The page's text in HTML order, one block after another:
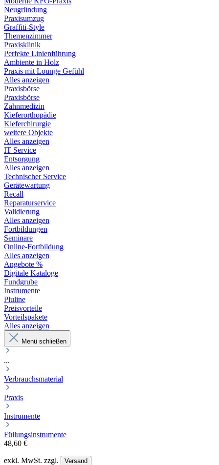
Neugründung
Praxisumzug
Graffiti-Style
Themenzimmer
Praxisklinik
Perfekte Linienführung
Ambiente in Holz
Praxis mit Lounge Gefühl
Alles anzeigen
Praxisbörse
Praxisbörse
Zahnmedizin
Kieferorthopädie
Kieferchirurgie
weitere Objekte
Alles anzeigen
IT Service
Entsorgung
Alles anzeigen
Technischer Service
Gerätewartung
Recall
Reparaturservice
Validierung
Alles anzeigen
Fortbildungen
Seminare
Online-Fortbildung
Alles anzeigen
Angebote %
Digitale Kataloge
Fundgrube
Instrumente
Pluline
Preisvorteile
Vorteilspakete
Alles anzeigen
Menü schließen
...
Verbrauchsmaterial
Praxis
Instrumente
Füllungsinstrumente
48,60 €
exkl. MwSt. zzgl. Versand